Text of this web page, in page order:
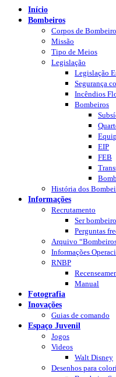
Início
Bombeiros
Corpos de
Missão
Tipo de Meios
Legislação
Legislação
Segurança
Incêndios
Bombeiros
EIP
FEB
História dos
Informações
Recrutamento
Ser bombeiro
Perguntas
Arquivo
Informações
RNBP
Manual
Fotografia
Inovações
Guias de comando
Espaço Juvenil
Jogos
Videos
Walt Disney
Desenhos para